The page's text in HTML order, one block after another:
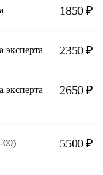
1850 ₽
эксперта 2350 ₽
эксперта
2650 ₽
00) 5500 ₽